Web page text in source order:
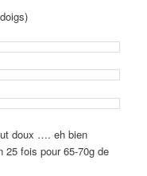
doux …. eh bien
25 fois pour 65-70g de